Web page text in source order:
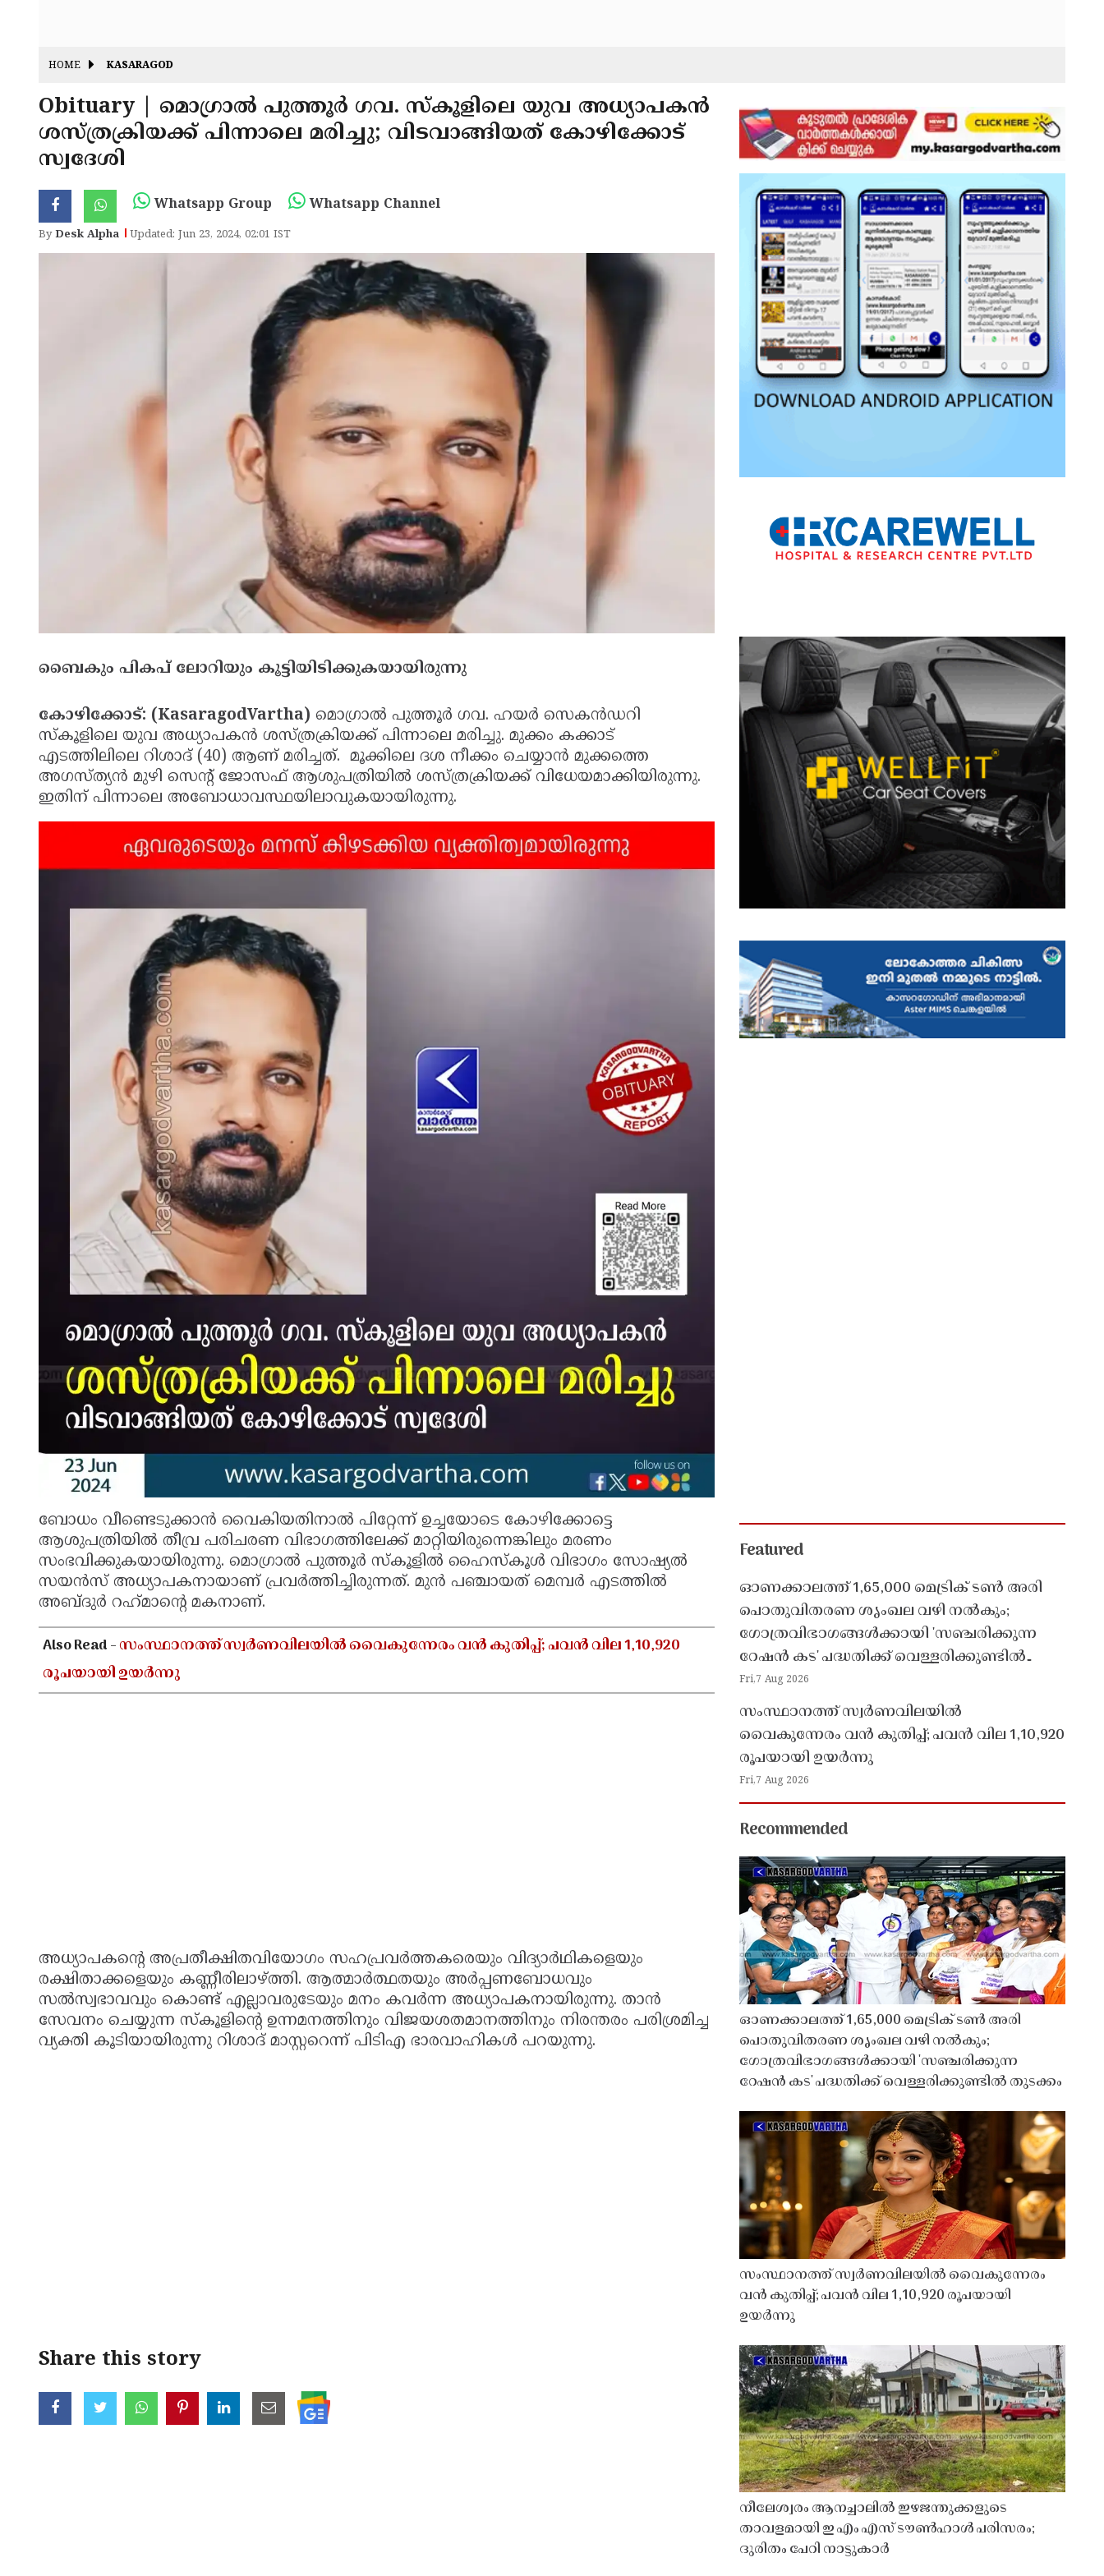
HOME KASARAGOD
Obituary | മൊഗ്രാൽ പുത്തൂർ ഗവ. സ്‌കൂളിലെ യുവ അധ്യാപകൻ
ശസ്ത്രക്രിയക്ക് പിന്നാലെ മരിച്ചു; വിടവാങ്ങിയത് കോഴിക്കോട്
സ്വദേശി
Whatsapp Group Whatsapp Channel
ByDesk Alpha Updated: Jun 23, 2024, 02:01 IST
ബൈകും പികപ് ലോറിയും കൂട്ടിയിടിക്കുകയായിരുന്നു
കോഴിക്കോട്: (KasaragodVartha) മൊഗ്രാൽ പുത്തൂർ ഗവ. ഹയർ സെകൻഡറി
സ്‌കൂളിലെ യുവ അധ്യാപകൻ ശസ്ത്രക്രിയക്ക് പിന്നാലെ മരിച്ചു. മുക്കം കക്കാട്
എടത്തിലിലെ റിശാദ് (40) ആണ് മരിച്ചത്. മൂക്കിലെ ദശ നീക്കം ചെയ്യാൻ മുക്കത്തെ
അഗസ്ത്യൻ മുഴി സെൻ്റ് ജോസഫ് ആശുപത്രിയിൽ ശസ്ത്രക്രിയക്ക് വിധേയമാക്കിയിരുന്നു.
ഇതിന് പിന്നാലെ അബോധാവസ്ഥയിലാവുകയായിരുന്നു.
ബോധം വീണ്ടെടുക്കാൻ വൈകിയതിനാൽ പിറ്റേന്ന് ഉച്ചയോടെ കോഴിക്കോട്ടെ
ആശുപത്രിയിൽ തീവ്ര പരിചരണ വിഭാഗത്തിലേക്ക് മാറ്റിയിരുന്നെങ്കിലും മരണം
സംഭവിക്കുകയായിരുന്നു. മൊഗ്രാൽ പുത്തൂർ സ്‌കൂളിൽ ഹൈസ്കൂൾ വിഭാഗം സോഷ്യൽ
സയൻസ് അധ്യാപകനായാണ് പ്രവർത്തിച്ചിരുന്നത്. മുൻ പഞ്ചായത് മെമ്പർ എടത്തിൽ
അബ്ദുർ റഹ്‌മാന്റെ മകനാണ്.
Also Read -സംസ്ഥാനത്ത് സ്വർണവിലയിൽ വൈകുന്നേരം വൻ കുതിപ്പ്; പവൻ വില 1,10,920
രൂപയായി ഉയർന്നു
അധ്യാപകന്റെ അപ്രതീക്ഷിതവിയോഗം സഹപ്രവർത്തകരെയും വിദ്യാർഥികളെയും
രക്ഷിതാക്കളെയും കണ്ണീരിലാഴ്ത്തി. ആത്മാർത്ഥതയും അർപ്പണബോധവും
സൽസ്വഭാവവും കൊണ്ട് എല്ലാവരുടേയും മനം കവർന്ന അധ്യാപകനായിരുന്നു. താൻ
സേവനം ചെയ്യുന്ന സ്കൂളിന്റെ ഉന്നമനത്തിനും വിജയശതമാനത്തിനും നിരന്തരം പരിശ്രമിച്ച
വ്യക്തി കൂടിയായിരുന്നു റിശാദ് മാസ്റ്ററെന്ന് പിടിഎ ഭാരവാഹികൾ പറയുന്നു.
Share this story
Featured
ഓണക്കാലത്ത് 1,65,000 മെട്രിക് ടൺ അരി
പൊതുവിതരണ ശൃംഖല വഴി നൽകും;
ഗോത്രവിഭാഗങ്ങൾക്കായി 'സഞ്ചരിക്കുന്ന
റേഷൻ കട' പദ്ധതിക്ക് വെള്ളരിക്കുണ്ടിൽ
തുടക്കം
Fri,7 Aug 2026
സംസ്ഥാനത്ത് സ്വർണവിലയിൽ
വൈകുന്നേരം വൻ കുതിപ്പ്; പവൻ വില 1,10,920
രൂപയായി ഉയർന്നു
Fri,7 Aug 2026
Recommended
ഓണക്കാലത്ത് 1,65,000 മെട്രിക് ടൺ അരി
പൊതുവിതരണ ശൃംഖല വഴി നൽകും;
ഗോത്രവിഭാഗങ്ങൾക്കായി 'സഞ്ചരിക്കുന്ന
റേഷൻ കട' പദ്ധതിക്ക് വെള്ളരിക്കുണ്ടിൽ തുടക്കം
സംസ്ഥാനത്ത് സ്വർണവിലയിൽ വൈകുന്നേരം
വൻ കുതിപ്പ്; പവൻ വില 1,10,920 രൂപയായി
ഉയർന്നു
നീലേശ്വരം ആനച്ചാലിൽ ഇഴജന്തുക്കളുടെ
താവളമായി ഇ എം എസ് ടൗൺഹാൾ പരിസരം;
ദുരിതം പേറി നാട്ടുകാർ